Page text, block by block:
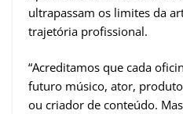
ultrapassam os limites da
trajetória profissional.
“Acreditamos que cada
futuro músico, ator,
ou criador de conteúdo.